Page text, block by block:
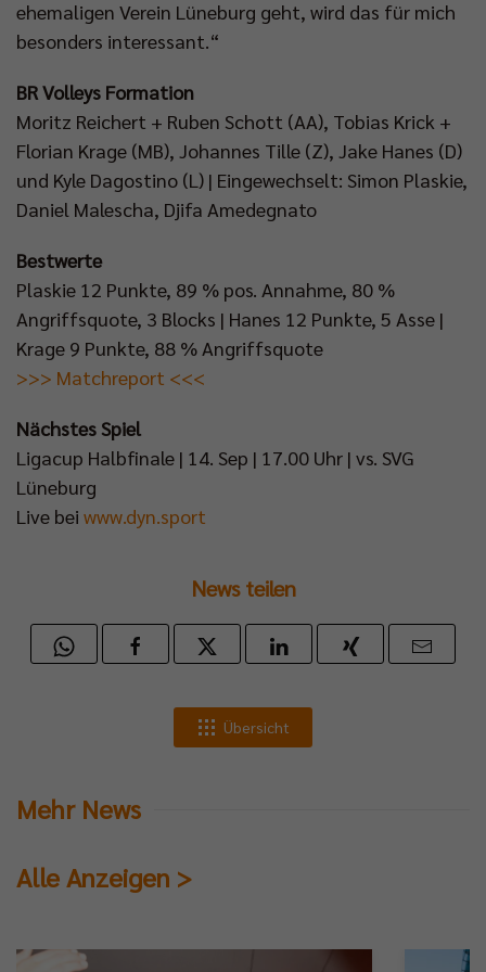
ehemaligen Verein Lüneburg geht, wird das für mich
besonders interessant.“
BR Volleys Formation
Moritz Reichert + Ruben Schott (AA), Tobias Krick +
Florian Krage (MB), Johannes Tille (Z), Jake Hanes (D)
und Kyle Dagostino (L) | Eingewechselt: Simon Plaskie,
Daniel Malescha, Djifa Amedegnato
Bestwerte
Plaskie 12 Punkte, 89 % pos. Annahme, 80 %
Angriffsquote, 3 Blocks | Hanes 12 Punkte, 5 Asse |
Krage 9 Punkte, 88 % Angriffsquote
>>> Matchreport <<<
Nächstes Spiel
Ligacup Halbfinale | 14. Sep | 17.00 Uhr | vs. SVG
Lüneburg
Live bei www.dyn.sport
News teilen
Übersicht
Mehr News
Alle Anzeigen >